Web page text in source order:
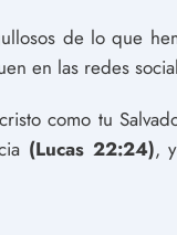
de lo que
en las redes
como tu
(Lucas 22:24),